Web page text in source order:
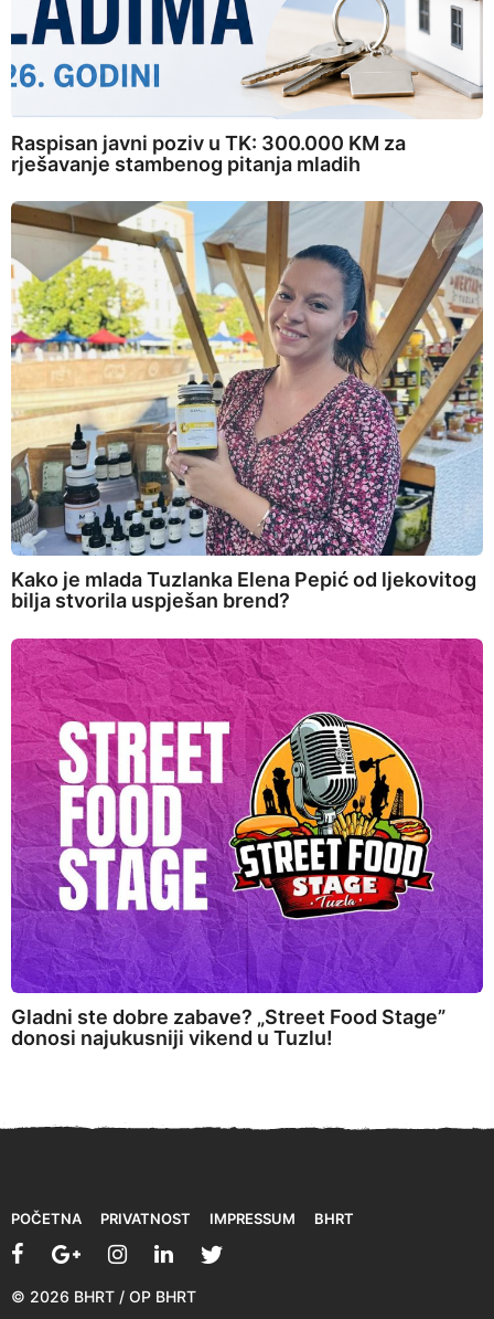
Raspisan javni poziv u TK: 300.000 KM za
rješavanje stambenog pitanja mladih
Kako je mlada Tuzlanka Elena Pepić od ljekovitog
bilja stvorila uspješan brend?
Gladni ste dobre zabave? „Street Food Stage”
donosi najukusniji vikend u Tuzlu!
POČETNA PRIVATNOST IMPRESSUM BHRT
© 2026 BHRT / OP BHRT